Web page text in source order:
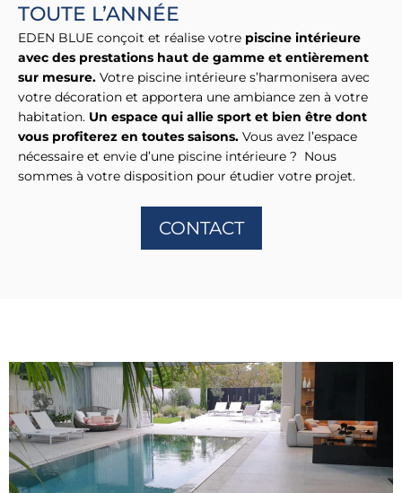
TOUTE L’ANNÉE
EDEN BLUE conçoit et réalise votre piscine intérieure
avec des prestations haut de gamme et entièrement
sur mesure. Votre piscine intérieure s’harmonisera avec
votre décoration et apportera une ambiance zen à votre
habitation. Un espace qui allie sport et bien être dont
vous profiterez en toutes saisons. Vous avez l’espace
nécessaire et envie d’une piscine intérieure ? Nous
sommes à votre disposition pour étudier votre projet.
CONTACT